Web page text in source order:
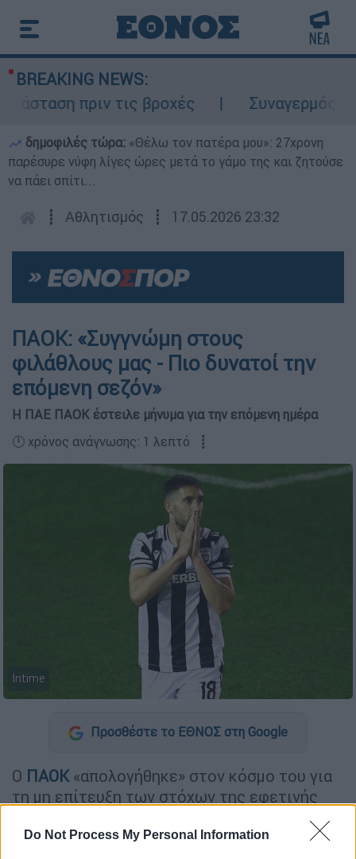
Do Not Process My Personal Information
BREAKING NEWS:
πριν τις βροχές
Συναγερμός
δημοφιλές τώρα: «Θέλω τον πατέρα μου»: 27χρονη
παρέσυρε νύφη λίγες ώρες μετά το γάμο της και ζητούσε
να πάει σπίτι...
┋ Αθλητισμός ┋ 17.05.2026 23:32
ΠΑΟΚ: «Συγγνώμη στους
φιλάθλους μας - Πιο δυνατοί την
επόμενη σεζόν»
Η ΠΑΕ ΠΑΟΚ έστειλε μήνυμα για την επόμενη ημέρα
🕛 χρόνος ανάγνωσης: 1 λεπτό ┋
Intime
Προσθέστε το ΕΘΝΟΣ στη Google
Ο ΠΑΟΚ«απολογήθηκε» στον κόσμο του για
τη μη επίτευξη των στόχων της εφετινής
σεζόν, στέλνοντας μήνυμα για το μέλλον.